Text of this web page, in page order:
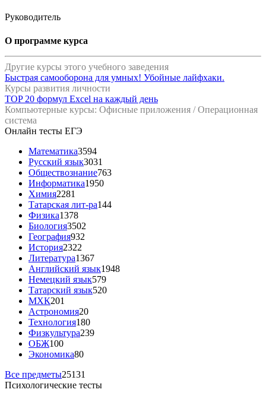
Руководитель
О программе курса
Другие курсы этого учебного заведения
Быстрая самооборона для умных! Убойные лайфхаки.
Курсы развития личности
TOP 20 формул Excel на каждый день
Компьютерные курсы: Офисные приложения / Операционная
система
Онлайн тесты ЕГЭ
Математика3594
Русский язык3031
Обществознание763
Информатика1950
Химия2281
Татарская лит-ра144
Физика1378
Биология3502
География932
История2322
Литература1367
Английский язык1948
Немецкий язык579
Татарский язык520
МХК201
Астрономия20
Технология180
Физкультура239
ОБЖ100
Экономика80
Все предметы25131
Психологические тесты